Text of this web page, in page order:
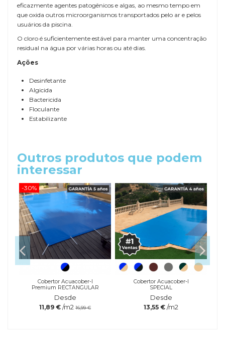
eficazmente agentes patogênicos e algas, ao mesmo tempo em
que oxida outros microorganismos transportados pelo ar e pelos
usuários da piscina.
O cloro é suficientemente estável para manter uma concentração
residual na água por várias horas ou até dias.
Ações
Desinfetante
Algicida
Bactericida
Floculante
Estabilizante
Outros produtos que podem
interessar
-30%
Cobertor Acuacober-I
Premium RECTANGULAR
Desde
11,89 € /m2 16,99 €
Cobertor Acuacober-I
SPECIAL
Desde
13,55 € /m2